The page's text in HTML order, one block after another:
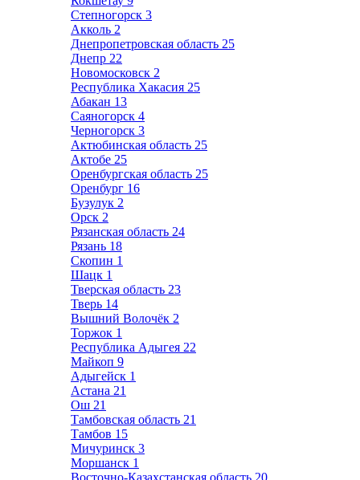
Степногорск 3
Акколь 2
Днепропетровская область 25
Днепр 22
Новомосковск 2
Республика Хакасия 25
Абакан 13
Саяногорск 4
Черногорск 3
Актюбинская область 25
Актобе 25
Оренбургская область 25
Оренбург 16
Бузулук 2
Орск 2
Рязанская область 24
Рязань 18
Скопин 1
Шацк 1
Тверская область 23
Тверь 14
Вышний Волочёк 2
Торжок 1
Республика Адыгея 22
Майкоп 9
Адыгейск 1
Астана 21
Ош 21
Тамбовская область 21
Тамбов 15
Мичуринск 3
Моршанск 1
Восточно-Казахстанская область 20